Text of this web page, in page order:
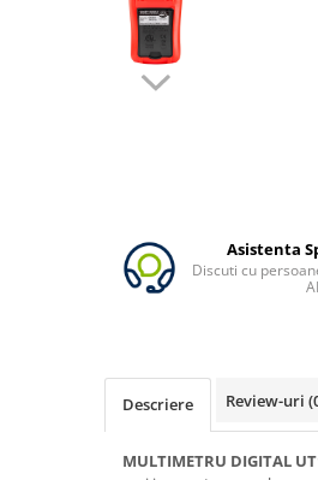
Kituri Generatoare Solare
Cauta dupa capacitate
Toate generatoarele
Cauta dupa marca
Asistenta
Discuti cu
AI
Descriere Review-uri
MULTIMETRU DIGITAL